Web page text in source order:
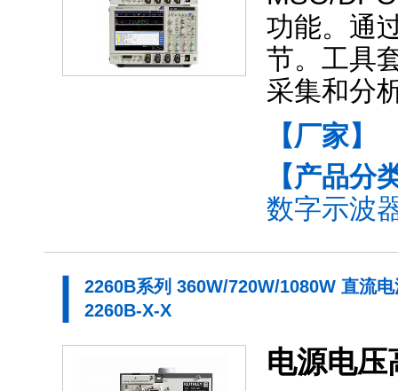
功能。通
节。工具
采集和分
【厂家】
【产品分
数字示波
2260B系列 360W/720W/1080W 直流电
2260B-X-X
电源电